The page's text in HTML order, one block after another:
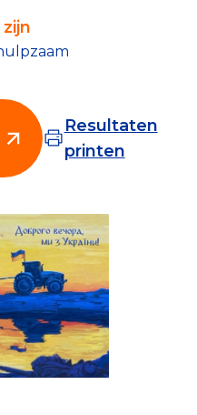
doelen
Resultaten
printen